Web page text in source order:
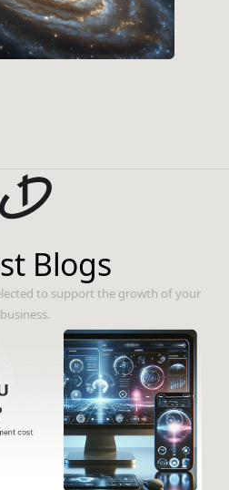
Blogs
to support the growth of your
business.